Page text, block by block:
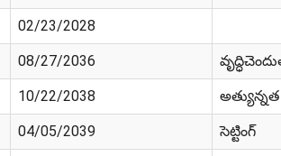
02/23/2028
08/27/2036
10/22/2038
04/05/2039 సెట్టింగ్